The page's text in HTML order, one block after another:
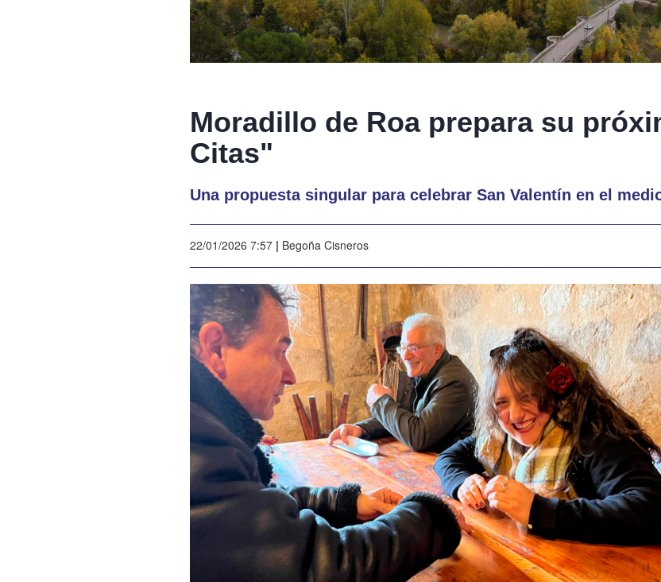
Moradillo de Roa prepara su
Citas"
Una propuesta singular para celebrar San Valentín en el
22/01/2026 7:57 | Begoña Cisneros